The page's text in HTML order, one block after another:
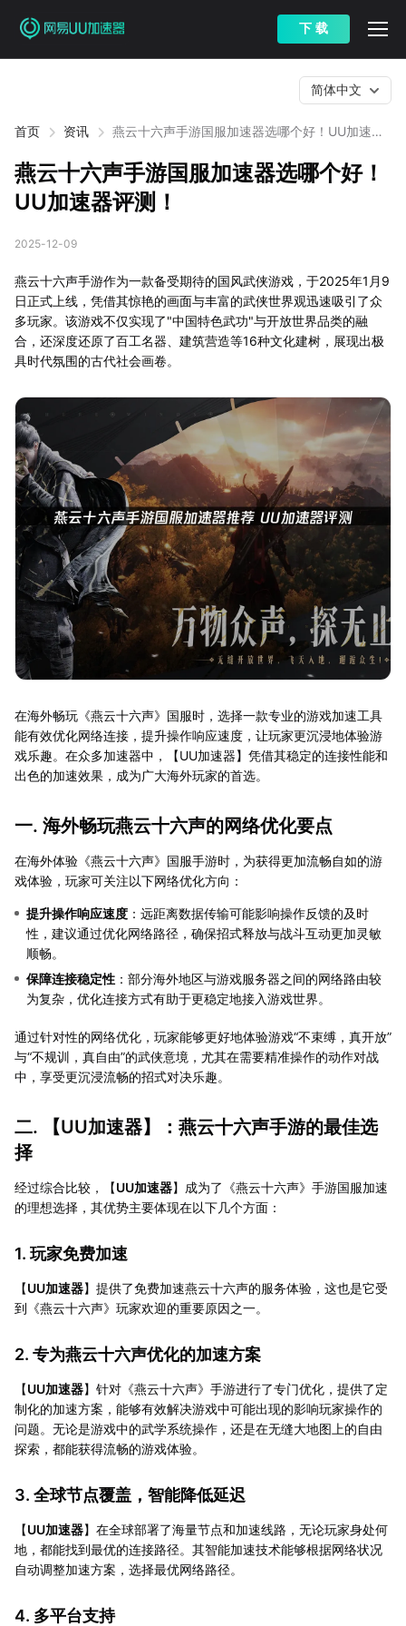
下 载
首页 资讯
燕云十六声手游国服加速器选哪个好！UU加速器
简体中文
燕云十六声手游国服加速器选哪个好！
UU加速器评测！
2025-12-09
燕云十六声手游作为一款备受期待的国风武侠游戏，于2025年1月9
日正式上线，凭借其惊艳的画面与丰富的武侠世界观迅速吸引了众
多玩家。该游戏不仅实现了"中国特色武功"与开放世界品类的融
合，还深度还原了百工名器、建筑营造等16种文化建树，展现出极
具时代氛围的古代社会画卷。
在海外畅玩《燕云十六声》国服时，选择一款专业的游戏加速工具
能有效优化网络连接，提升操作响应速度，让玩家更沉浸地体验游
戏乐趣。在众多加速器中，【UU加速器】凭借其稳定的连接性能和
出色的加速效果，成为广大海外玩家的首选。
一. 海外畅玩燕云十六声的网络优化要点
在海外体验《燕云十六声》国服手游时，为获得更加流畅自如的游
戏体验，玩家可关注以下网络优化方向：
提升操作响应速度 ：远距离数据传输可能影响操作反馈的及时
性，建议通过优化网络路径，确保招式释放与战斗互动更加灵敏
顺畅。
保障连接稳定性 ：部分海外地区与游戏服务器之间的网络路由较
为复杂，优化连接方式有助于更稳定地接入游戏世界。
通过针对性的网络优化，玩家能够更好地体验游戏“不束缚，真开放”
与“不规训，真自由”的武侠意境，尤其在需要精准操作的动作对战
中，享受更沉浸流畅的招式对决乐趣。
二. 【UU加速器】：燕云十六声手游的最佳选
择
经过综合比较，【UU加速器】成为了《燕云十六声》手游国服加速
的理想选择，其优势主要体现在以下几个方面：
1. 玩家免费加速
【UU加速器】提供了免费加速燕云十六声的服务体验，这也是它受
到《燕云十六声》玩家欢迎的重要原因之一。
2. 专为燕云十六声优化的加速方案
【UU加速器】针对《燕云十六声》手游进行了专门优化，提供了定
制化的加速方案，能够有效解决游戏中可能出现的影响玩家操作的
问题。无论是游戏中的武学系统操作，还是在无缝大地图上的自由
探索，都能获得流畅的游戏体验。
3. 全球节点覆盖，智能降低延迟
【UU加速器】在全球部署了海量节点和加速线路，无论玩家身处何
地，都能找到最优的连接路径。其智能加速技术能够根据网络状况
自动调整加速方案，选择最优网络路径。
4. 多平台支持